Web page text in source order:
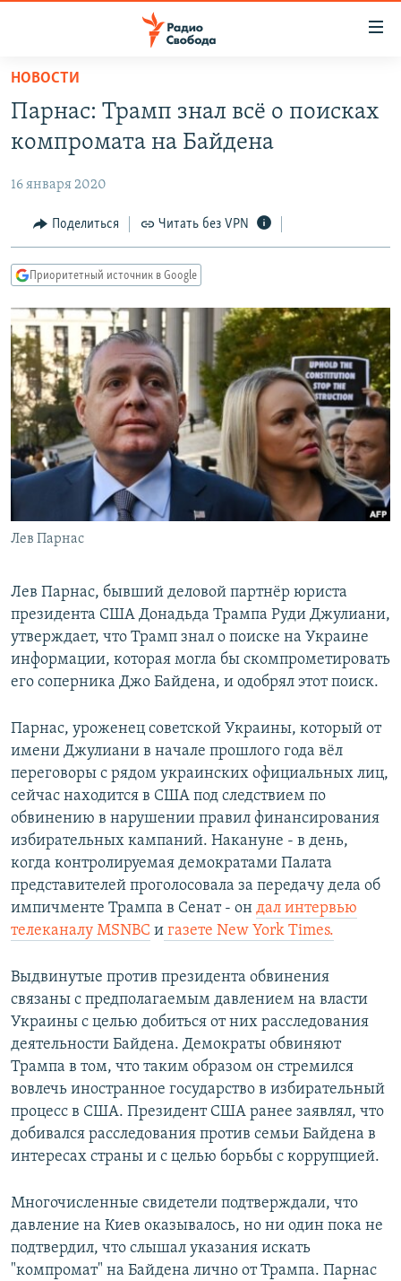
упрощенного
доступа
основному
Вернутся
главной
навигации
Вернутся
поиску
ПОДКАСТЫ
АВТОРСКИЕ ПРОЕКТЫ
ЦИТАТЫ СВОБОДЫ
МНЕНИЯ
IDEL.РЕАЛИИ
КАВКАЗ.РЕАЛИИ
СЕВЕР.РЕАЛИИ
СИБИРЬ.РЕАЛИИ
РАСПИСАНИЕ ВЕЩАНИЯ
ПОДПИШИТЕСЬ НА РАССЫЛКУ
СОЦИАЛЬНЫЕ СЕТИ
Все сайты РСЕ/РС
НОВОСТИ
Парнас: Трамп знал всё о поисках
компромата на Байдена
16 января 2020
Поделиться Читать без VPN
Приоритетный источник в Google
Лев Парнас
Лев Парнас, бывший деловой партнёр юриста
президента США Донадьда Трампа Руди Джулиани,
утверждает, что Трамп знал о поиске на Украине
информации, которая могла бы скомпрометировать
его соперника Джо Байдена, и одобрял этот поиск.
Парнас, уроженец советской Украины, который от
имени Джулиани в начале прошлого года вёл
переговоры с рядом украинских официальных лиц,
сейчас находится в США под следствием по
обвинению в нарушении правил финансирования
избирательных кампаний. Накануне - в день,
когда контролируемая демократами Палата
представителей проголосовала за передачу дела об
импичменте Трампа в Сенат - он дал интервью
телеканалу MSNBC и газете New York Times.
Выдвинутые против президента обвинения
связаны с предполагаемым давлением на власти
Украины с целью добиться от них расследования
деятельности Байдена. Демократы обвиняют
Трампа в том, что таким образом он стремился
вовлечь иностранное государство в избирательный
процесс в США. Президент США ранее заявлял, что
добивался расследования против семьи Байдена в
интересах страны и с целью борьбы с коррупцией.
Многочисленные свидетели подтверждали, что
давление на Киев оказывалось, но ни один пока не
подтвердил, что слышал указания искать
"компромат" на Байдена лично от Трампа. Парнас